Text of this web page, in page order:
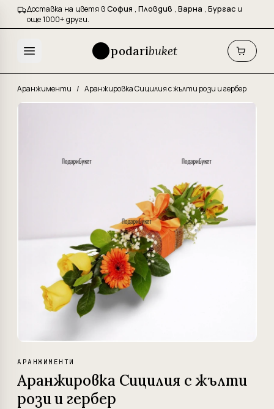
Доставка на цветя вСофия , Пловдив , Варна , Бургас и
още 1000+ други.
podaribuket
Аранжименти / Аранжировка Сицилия с жълти рози и гербер
АРАНЖИМЕНТИ
Аранжировка Сицилия с жълти
рози и гербер